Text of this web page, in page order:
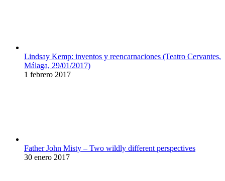
Lindsay Kemp: inventos y reencarnaciones (Teatro Cervantes,
Málaga, 29/01/2017)
1 febrero 2017
Father John Misty – Two wildly different perspectives
30 enero 2017